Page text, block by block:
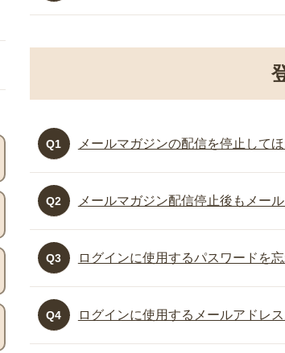
Q1 メールマガジンの配信を停止してほ
Q2 メールマガジン配信停止後もメー
Q3 ログインに使用するパスワードを
Q4 ログインに使用するメールアドレ